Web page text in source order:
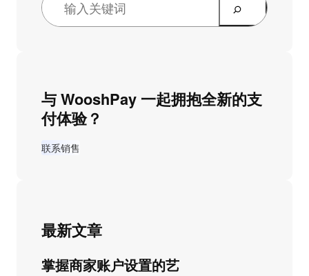
与 WooshPay 一起拥抱全新的支
付体验？
联系销售
最新文章
掌握商家账户设置的艺